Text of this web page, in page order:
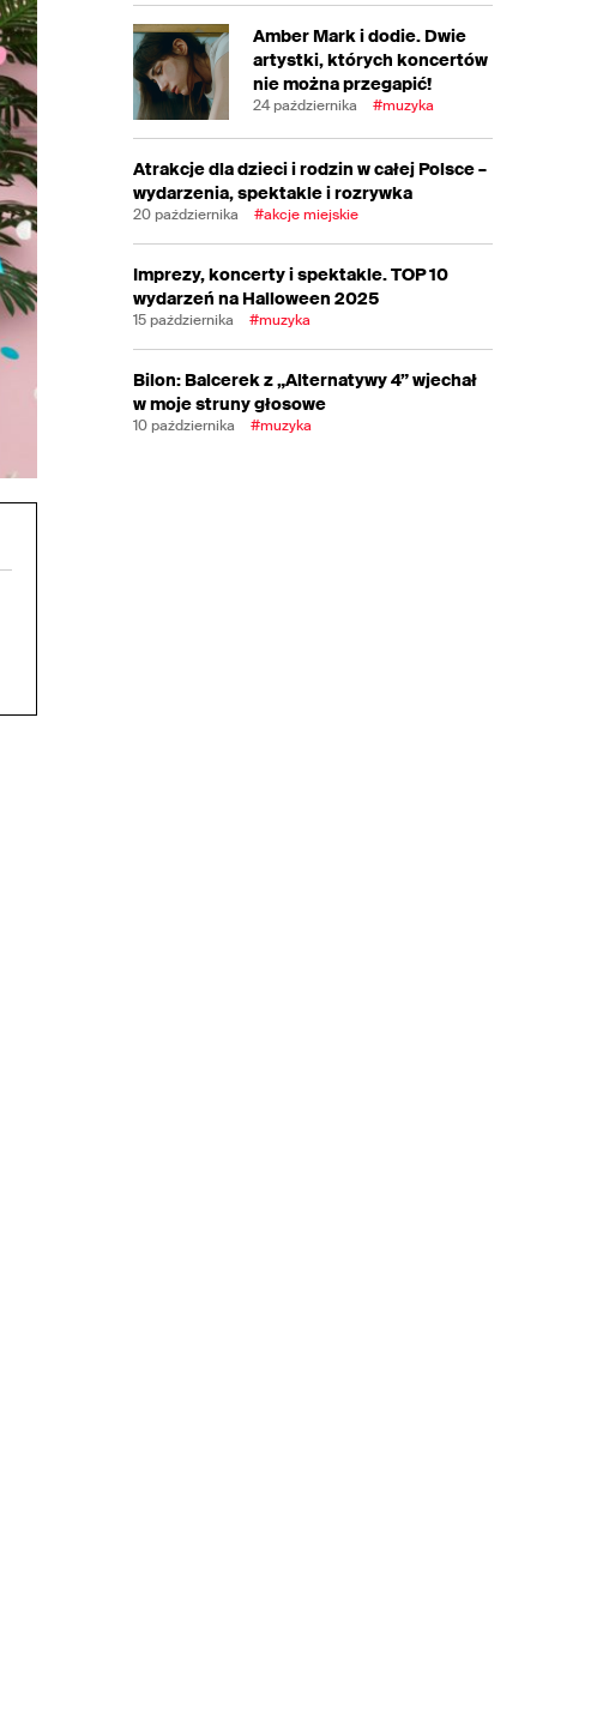
Amber Mark i dodie. Dwie
artystki, których koncertów
nie można przegapić!
24 października #muzyka
Atrakcje dla dzieci i rodzin w całej Polsce –
wydarzenia, spektakle i rozrywka
20 października #akcje miejskie
Imprezy, koncerty i spektakle. TOP 10
wydarzeń na Halloween 2025
15 października #muzyka
Bilon: Balcerek z „Alternatywy 4” wjechał
w moje struny głosowe
10 października #muzyka